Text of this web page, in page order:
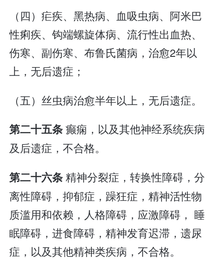
（四）疟疾、黑热病、血吸虫病、阿米巴
性痢疾、钩端螺旋体病、流行性出血热、
伤寒、副伤寒、布鲁氏菌病，治愈2年以
上，无后遗症；
（五）丝虫病治愈半年以上，无后遗症。
第二十五条癫痫，以及其他神经系统疾病
及后遗症，不合格。
第二十六条精神分裂症，转换性障碍，分
离性障碍，抑郁症，躁狂症，精神活性物
质滥用和依赖，人格障碍，应激障碍， 睡
眠障碍，进食障碍，精神发育迟滞，遗尿
症，以及其他精神类疾病，不合格。